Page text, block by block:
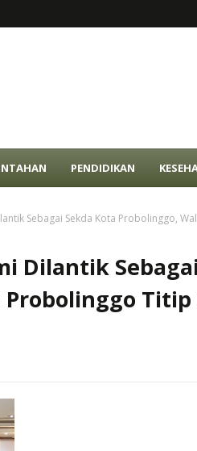
PENDIDIKAN
Sebagai Sekda Kota Probolinggo,
Dilantik
Titip